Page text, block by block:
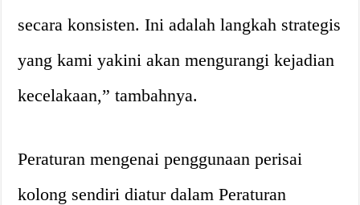
secara konsisten. Ini adalah langkah strategis
yang kami yakini akan mengurangi kejadian
kecelakaan,” tambahnya.
Peraturan mengenai penggunaan perisai
kolong sendiri diatur dalam Peraturan